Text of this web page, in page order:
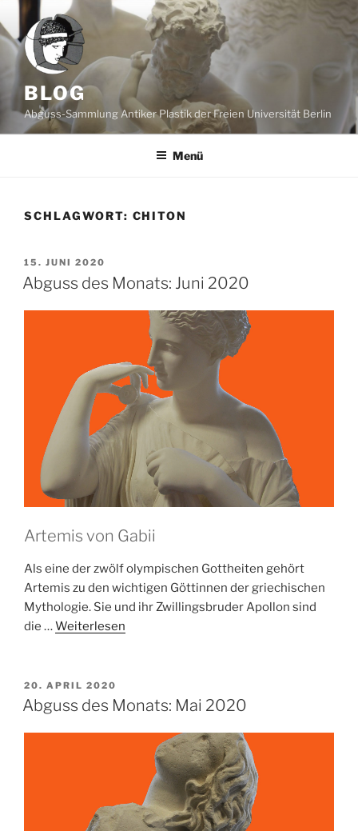
Zum
Inhalt
springen
BLOG
Abguss-Sammlung Antiker Plastik der Freien Universität Berlin
Menü
SCHLAGWORT: CHITON
VERÖFFENTLICHT
AM
15. JUNI 2020
Abguss des Monats: Juni 2020
Artemis von Gabii
Als eine der zwölf olympischen Gottheiten gehört
Artemis zu den wichtigen Göttinnen der griechischen
Mythologie. Sie und ihr Zwillingsbruder Apollon sind
die …Weiterlesen
VERÖFFENTLICHT
AM
20. APRIL 2020
Abguss des Monats: Mai 2020